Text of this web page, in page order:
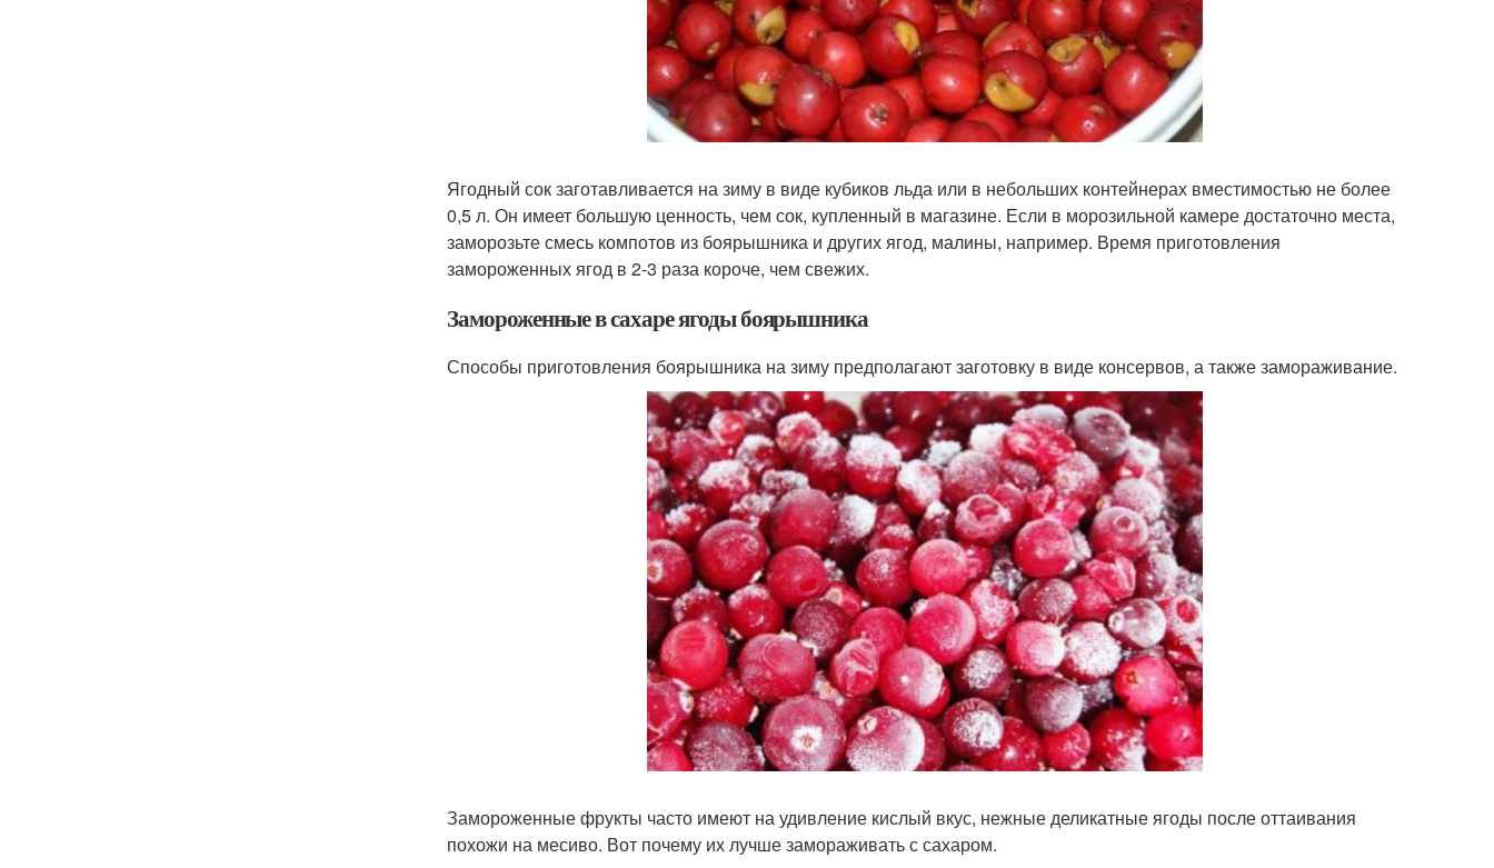
Ягодный сок заготавливается на зиму в виде кубиков льда или в небольших контейнерах вместимостью не более
0,5 л. Он имеет большую ценность, чем сок, купленный в магазине. Если в морозильной камере достаточно места,
заморозьте смесь компотов из боярышника и других ягод, малины, например. Время приготовления
замороженных ягод в 2-3 раза короче, чем свежих.
Замороженные в сахаре ягоды боярышника
Способы приготовления боярышника на зиму предполагают заготовку в виде консервов, а также замораживание.
Замороженные фрукты часто имеют на удивление кислый вкус, нежные деликатные ягоды после оттаивания
похожи на месиво. Вот почему их лучше замораживать с сахаром.